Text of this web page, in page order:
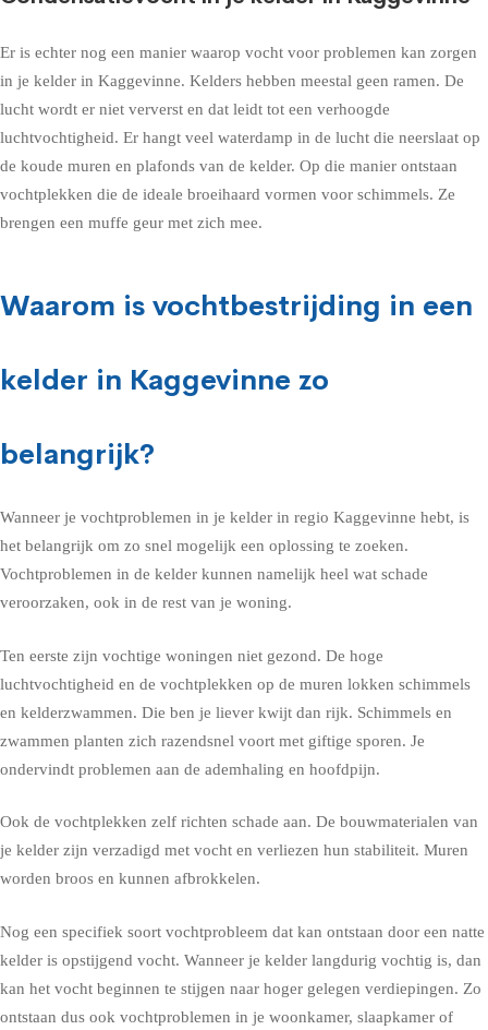
Er is echter nog een manier waarop vocht voor problemen kan zorgen
in je kelder in Kaggevinne. Kelders hebben meestal geen ramen. De
lucht wordt er niet ververst en dat leidt tot een verhoogde
luchtvochtigheid. Er hangt veel waterdamp in de lucht die neerslaat op
de koude muren en plafonds van de kelder. Op die manier ontstaan
vochtplekken die de ideale broeihaard vormen voor schimmels. Ze
brengen een muffe geur met zich mee.
Waarom is vochtbestrijding in een
kelder in Kaggevinne zo
belangrijk?
Wanneer je vochtproblemen in je kelder in regio Kaggevinne hebt, is
het belangrijk om zo snel mogelijk een oplossing te zoeken.
Vochtproblemen in de kelder kunnen namelijk heel wat schade
veroorzaken, ook in de rest van je woning.
Ten eerste zijn vochtige woningen niet gezond. De hoge
luchtvochtigheid en de vochtplekken op de muren lokken schimmels
en kelderzwammen. Die ben je liever kwijt dan rijk. Schimmels en
zwammen planten zich razendsnel voort met giftige sporen. Je
ondervindt problemen aan de ademhaling en hoofdpijn.
Ook de vochtplekken zelf richten schade aan. De bouwmaterialen van
je kelder zijn verzadigd met vocht en verliezen hun stabiliteit. Muren
worden broos en kunnen afbrokkelen.
Nog een specifiek soort vochtprobleem dat kan ontstaan door een natte
kelder is opstijgend vocht. Wanneer je kelder langdurig vochtig is, dan
kan het vocht beginnen te stijgen naar hoger gelegen verdiepingen. Zo
ontstaan dus ook vochtproblemen in je woonkamer, slaapkamer of